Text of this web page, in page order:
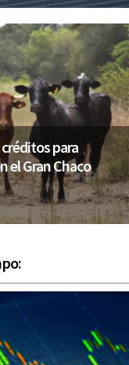
para
el Gran Chaco